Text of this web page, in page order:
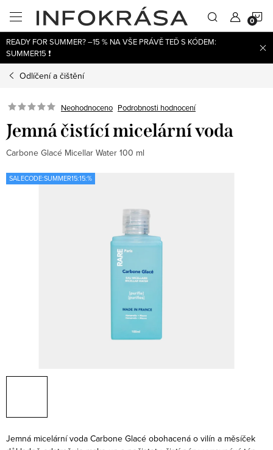
obsah
READY FOR SUMMER? –15 % NA VŠE PRÁVĚ TEĎ S KÓDEM:
SUMMER15 ❗
Odlíčení a čištění
Neohodnoceno Podrobnosti hodnocení
Jemná čistící micelární voda
Carbone Glacé Micellar Water 100 ml
SALECODE:SUMMER15:15:%
Jemná micelární voda Carbone Glacé obohacená o vilín a měsíček